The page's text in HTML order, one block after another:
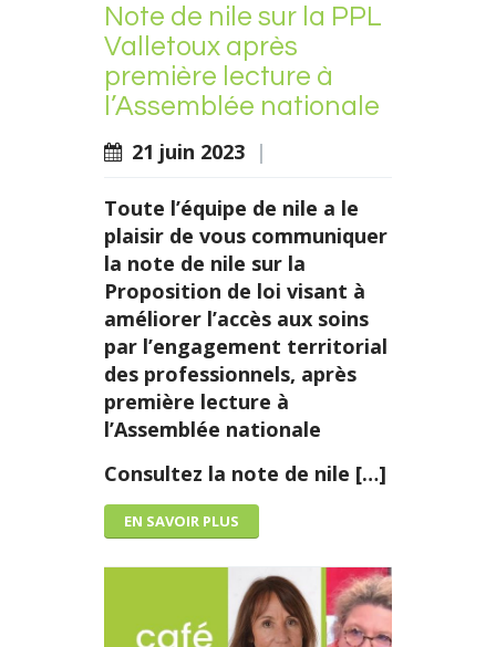
Note de nile sur la PPL
Valletoux après
première lecture à
l’Assemblée nationale
21 juin 2023 |
Toute l’équipe de nile a le
plaisir de vous communiquer
la note de nile sur la
Proposition de loi visant à
améliorer l’accès aux soins
par l’engagement territorial
des professionnels, après
première lecture à
l’Assemblée nationale
Consultez la note de nile […]
EN SAVOIR PLUS